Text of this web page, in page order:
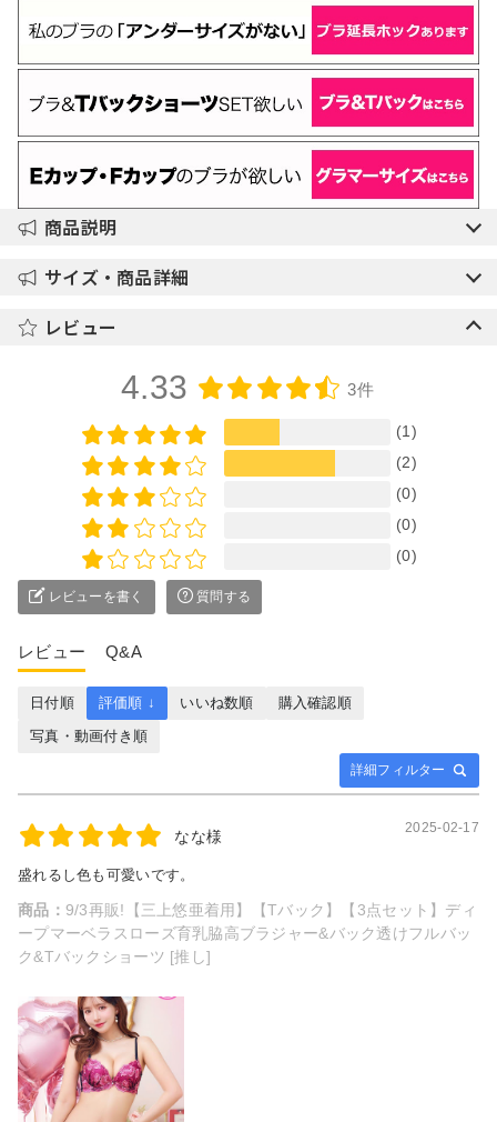
商品説明
サイズ・商品詳細
レビュー
4.33 3件
(1)
(2)
(0)
(0)
(0)
レビューを書く 質問する
レビュー Q&A
詳細フィルター
日付順 評価順 ↓ いいね数順
購入確認順
写真・動画付き順
なな様 2025-02-17
盛れるし色も可愛いです。
商品： 9/3再販!【三上悠亜着用】【Tバック】【3点セット】ディ
ープマーベラスローズ育乳脇高ブラジャー&バック透けフルバッ
ク&Tバックショーツ [推し]